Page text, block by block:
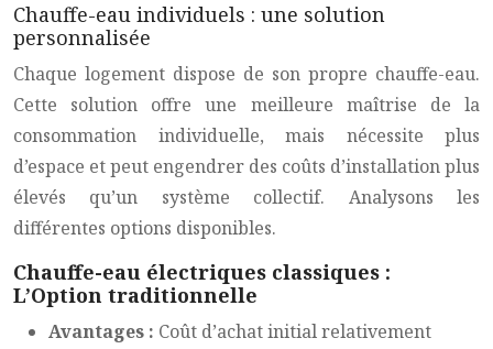
Chauffe-eau individuels : une solution
personnalisée
Chaque logement dispose de son propre chauffe-eau.
Cette solution offre une meilleure maîtrise de la
consommation individuelle, mais nécessite plus
d’espace et peut engendrer des coûts d’installation plus
élevés qu’un système collectif. Analysons les
différentes options disponibles.
Chauffe-eau électriques classiques :
L’Option traditionnelle
Avantages : Coût d’achat initial relativement